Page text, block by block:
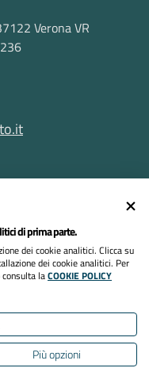
Verona VR
di prima parte.
dei cookie analitici. Clicca su
dei cookie analitici. Per
consulta laCOOKIE POLICY
Più opzioni